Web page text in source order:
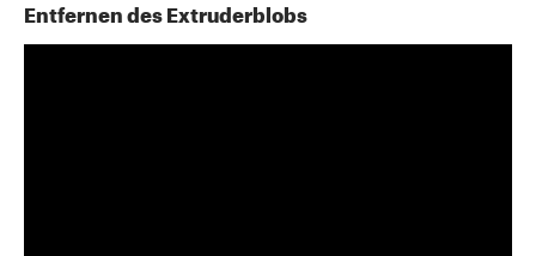
Entfernen des Extruderblobs